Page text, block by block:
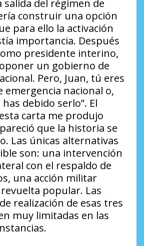
salida del régimen de
construir una opción
para ello la activación
importancia. Después
presidente interino,
un gobierno de
Pero, Juan, tú eres
emergencia nacional o,
debido serlo”. El
carta me produjo
que la historia se
Las únicas alternativas
son: una intervención
con el respaldo de
una acción militar
popular. Las
realización de esas tres
muy limitadas en las